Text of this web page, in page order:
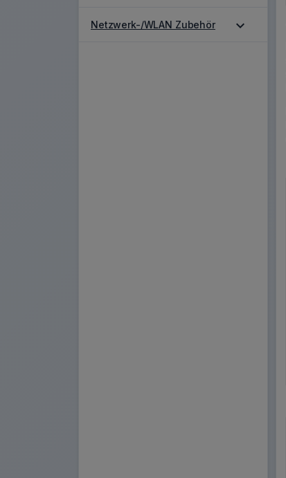
Netzwerk-/WLAN Zubehör expand_more